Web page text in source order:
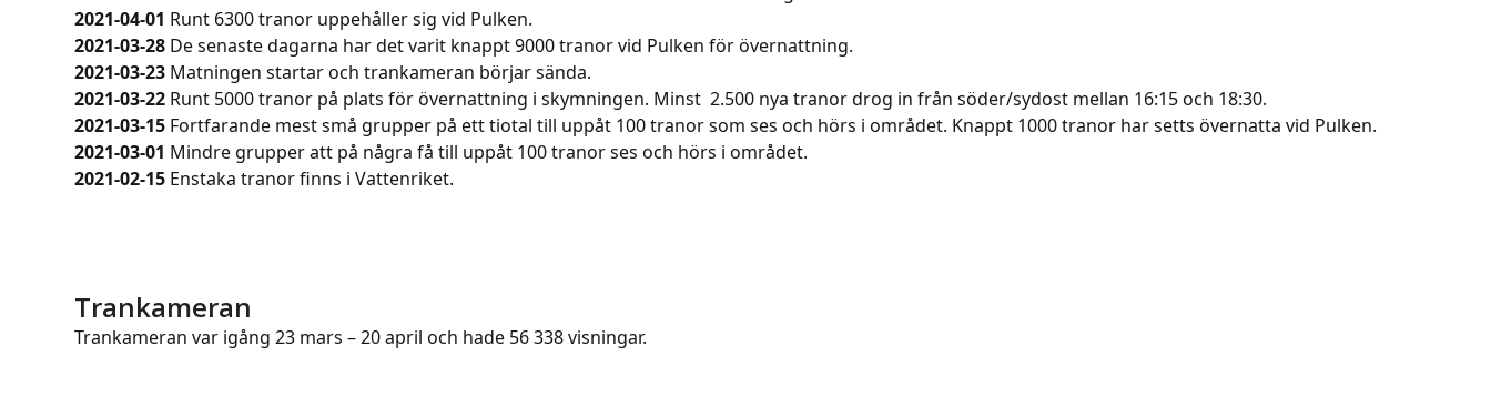
2021-04-01 Runt 6300 tranor uppehåller sig vid Pulken.
2021-03-28 De senaste dagarna har det varit knappt 9000 tranor vid Pulken för övernattning.
2021-03-23 Matningen startar och trankameran börjar sända.
2021-03-22 Runt 5000 tranor på plats för övernattning i skymningen. Minst 2.500 nya tranor drog in från söder/sydost mellan 16:15 och 18:30.
2021-03-15 Fortfarande mest små grupper på ett tiotal till uppåt 100 tranor som ses och hörs i området. Knappt 1000 tranor har setts övernatta vid Pulken.
2021-03-01 Mindre grupper att på några få till uppåt 100 tranor ses och hörs i området.
2021-02-15 Enstaka tranor finns i Vattenriket.
Trankameran
Trankameran var igång 23 mars – 20 april och hade 56 338 visningar.